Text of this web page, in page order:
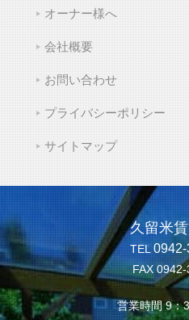
オーナー様へ
会社概要
お問い合わせ
プライバシーポリシー
サイトマップ
久留米
TEL 0942-
FAX
営業時間 9：